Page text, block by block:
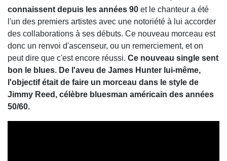
connaissent depuis les années 90 et le chanteur a été
l'un des premiers artistes avec une notoriété à lui accorder
des collaborations à ses débuts. Ce nouveau morceau est
donc un renvoi d'ascenseur, ou un remerciement, et on
peut dire que c'est encore réussi. Ce nouveau single sent
bon le blues. De l'aveu de James Hunter lui-même,
l'objectif était de faire un morceau dans le style de
Jimmy Reed, célèbre bluesman américain des années
50/60.